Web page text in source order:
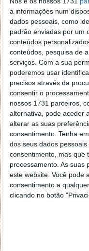
a informações num
dados pessoais, como
padrão enviadas por um
conteúdos
conteúdos, pesquisa de
serviços. Com a sua
poderemos usar
precisos através da
consentir o
nossos 1731 parceiros,
alternativa, pode aceder
alterar as suas
consentimento. Tenha
dos seus dados
consentimento, mas que
processamento. As suas
este website. Você pode
consentimento a
clicando no botão
Este
Acompanhe o
Proponha uma